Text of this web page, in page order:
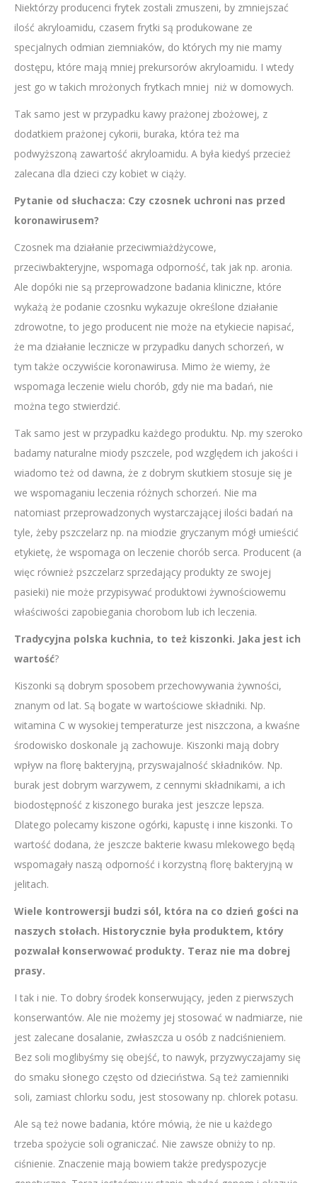
Niektórzy producenci frytek zostali zmuszeni, by zmniejszać
ilość akryloamidu, czasem frytki są produkowane ze
specjalnych odmian ziemniaków, do których my nie mamy
dostępu, które mają mniej prekursorów akryloamidu. I wtedy
jest go w takich mrożonych frytkach mniej niż w domowych.
Tak samo jest w przypadku kawy prażonej zbożowej, z
dodatkiem prażonej cykorii, buraka, która też ma
podwyższoną zawartość akryloamidu. A była kiedyś przecież
zalecana dla dzieci czy kobiet w ciąży.
Pytanie od słuchacza: Czy czosnek uchroni nas przed
koronawirusem?
Czosnek ma działanie przeciwmiażdżycowe,
przeciwbakteryjne, wspomaga odporność, tak jak np. aronia.
Ale dopóki nie są przeprowadzone badania kliniczne, które
wykażą że podanie czosnku wykazuje określone działanie
zdrowotne, to jego producent nie może na etykiecie napisać,
że ma działanie lecznicze w przypadku danych schorzeń, w
tym także oczywiście koronawirusa. Mimo że wiemy, że
wspomaga leczenie wielu chorób, gdy nie ma badań, nie
można tego stwierdzić.
Tak samo jest w przypadku każdego produktu. Np. my szeroko
badamy naturalne miody pszczele, pod względem ich jakości i
wiadomo też od dawna, że z dobrym skutkiem stosuje się je
we wspomaganiu leczenia różnych schorzeń. Nie ma
natomiast przeprowadzonych wystarczającej ilości badań na
tyle, żeby pszczelarz np. na miodzie gryczanym mógł umieścić
etykietę, że wspomaga on leczenie chorób serca. Producent (a
więc również pszczelarz sprzedający produkty ze swojej
pasieki) nie może przypisywać produktowi żywnościowemu
właściwości zapobiegania chorobom lub ich leczenia.
Tradycyjna polska kuchnia, to też kiszonki. Jaka jest ich
wartość?
Kiszonki są dobrym sposobem przechowywania żywności,
znanym od lat. Są bogate w wartościowe składniki. Np.
witamina C w wysokiej temperaturze jest niszczona, a kwaśne
środowisko doskonale ją zachowuje. Kiszonki mają dobry
wpływ na florę bakteryjną, przyswajalność składników. Np.
burak jest dobrym warzywem, z cennymi składnikami, a ich
biodostępność z kiszonego buraka jest jeszcze lepsza.
Dlatego polecamy kiszone ogórki, kapustę i inne kiszonki. To
wartość dodana, że jeszcze bakterie kwasu mlekowego będą
wspomagały naszą odporność i korzystną florę bakteryjną w
jelitach.
Wiele kontrowersji budzi sól, która na co dzień gości na
naszych stołach. Historycznie była produktem, który
pozwalał konserwować produkty. Teraz nie ma dobrej
prasy.
I tak i nie. To dobry środek konserwujący, jeden z pierwszych
konserwantów. Ale nie możemy jej stosować w nadmiarze, nie
jest zalecane dosalanie, zwłaszcza u osób z nadciśnieniem.
Bez soli moglibyśmy się obejść, to nawyk, przyzwyczajamy się
do smaku słonego często od dzieciństwa. Są też zamienniki
soli, zamiast chlorku sodu, jest stosowany np. chlorek potasu.
Ale są też nowe badania, które mówią, że nie u każdego
trzeba spożycie soli ograniczać. Nie zawsze obniży to np.
ciśnienie. Znaczenie mają bowiem także predyspozycje